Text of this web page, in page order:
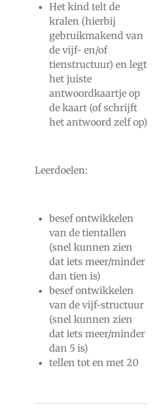
Het kind telt de
kralen (hierbij
gebruikmakend van
de vijf- en/of
tienstructuur) en legt
het juiste
antwoordkaartje op
de kaart (of schrijft
het antwoord zelf op)
Leerdoelen:
besef ontwikkelen
van de tientallen
(snel kunnen zien
dat iets meer/minder
dan tien is)
besef ontwikkelen
van de vijf-structuur
(snel kunnen zien
dat iets meer/minder
dan 5 is)
tellen tot en met 20